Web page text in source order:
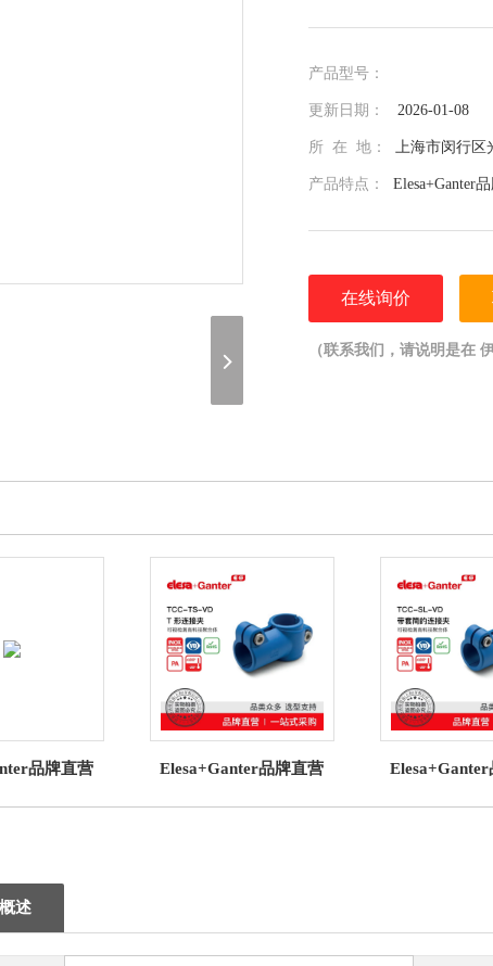
产品型号：
更新日期： 2026-01-08
所 在 地： 上海市闵行区
产品特点： Elesa+Ganter
在线询价
（联系我们，请说明是在
品牌直营
钥匙批发
Elesa+Ganter品牌直营
高科技聚合体批发
接夹 高科技
述